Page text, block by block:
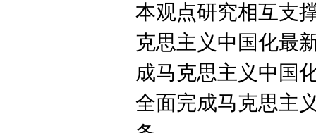
本观点研究相互支
克思主义中国化最
成马克思主义中国
全面完成马克思主